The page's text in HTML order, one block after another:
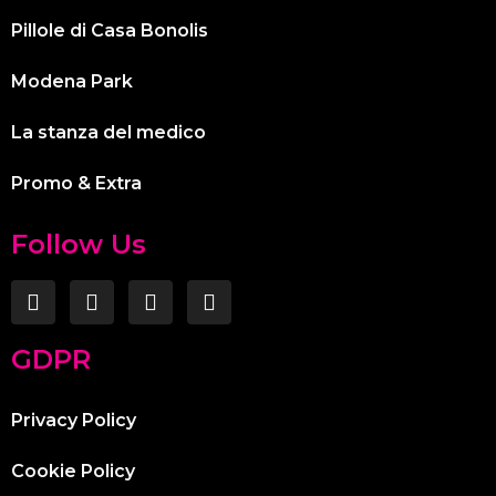
Pillole di Casa Bonolis
Modena Park
La stanza del medico
Promo & Extra
Follow Us
GDPR
Privacy Policy
Cookie Policy